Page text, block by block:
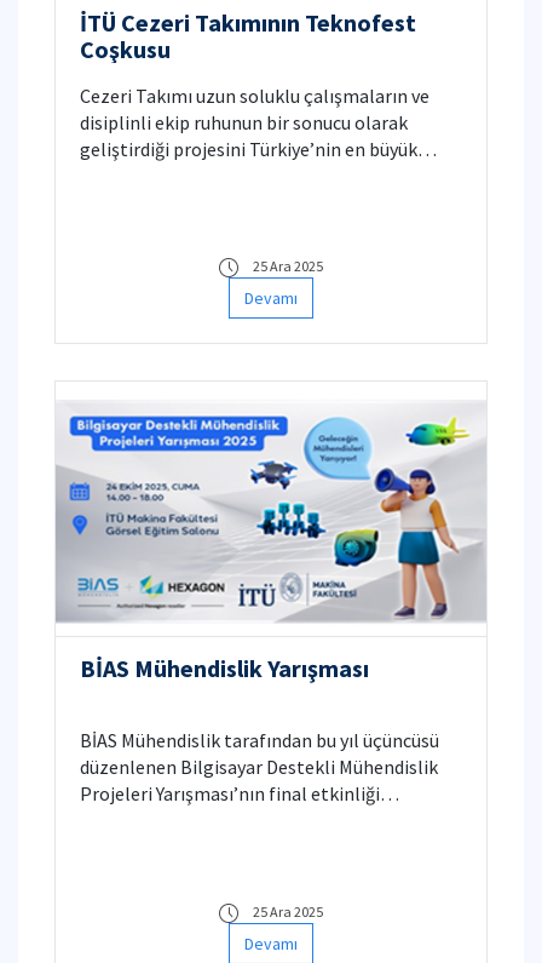
İTÜ Cezeri Takımının Teknofest
Coşkusu
Cezeri Takımı uzun soluklu çalışmaların ve
disiplinli ekip ruhunun bir sonucu olarak
geliştirdiği projesini Türkiye’nin en büyük
25 Ara 2025
Devamı
BİAS Mühendislik Yarışması
BİAS Mühendislik tarafından bu yıl üçüncüsü
düzenlenen Bilgisayar Destekli Mühendislik
Projeleri Yarışması’nın final etkinliği
25 Ara 2025
Devamı